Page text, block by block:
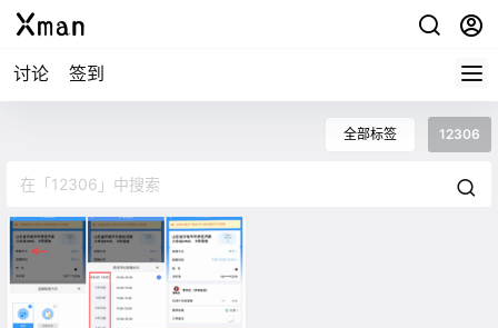
讨论 签到
全部标签 12306